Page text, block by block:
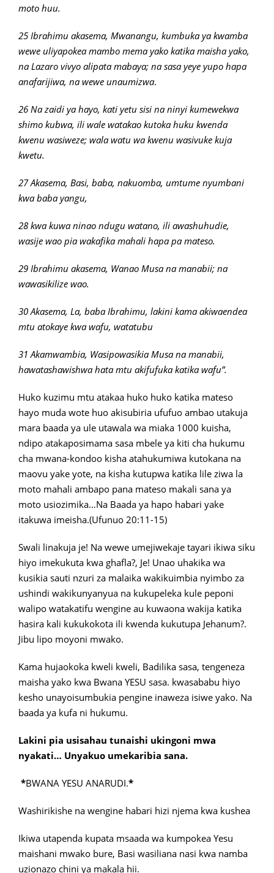
moto huu.
25 Ibrahimu akasema, Mwanangu, kumbuka ya kwamba
wewe uliyapokea mambo mema yako katika maisha yako,
na Lazaro vivyo alipata mabaya; na sasa yeye yupo hapa
anafarijiwa, na wewe unaumizwa.
26 Na zaidi ya hayo, kati yetu sisi na ninyi kumewekwa
shimo kubwa, ili wale watakao kutoka huku kwenda
kwenu wasiweze; wala watu wa kwenu wasivuke kuja
kwetu.
27 Akasema, Basi, baba, nakuomba, umtume nyumbani
kwa baba yangu,
28 kwa kuwa ninao ndugu watano, ili awashuhudie,
wasije wao pia wakafika mahali hapa pa mateso.
29 Ibrahimu akasema, Wanao Musa na manabii; na
wawasikilize wao.
30 Akasema, La, baba Ibrahimu, lakini kama akiwaendea
mtu atokaye kwa wafu, watatubu
31 Akamwambia, Wasipowasikia Musa na manabii,
hawatashawishwa hata mtu akifufuka katika wafu”.
Huko kuzimu mtu atakaa huko huko katika mateso
hayo muda wote huo akisubiria ufufuo ambao utakuja
mara baada ya ule utawala wa miaka 1000 kuisha,
ndipo atakaposimama sasa mbele ya kiti cha hukumu
cha mwana-kondoo kisha atahukumiwa kutokana na
maovu yake yote, na kisha kutupwa katika lile ziwa la
moto mahali ambapo pana mateso makali sana ya
moto usiozimika…Na Baada ya hapo habari yake
itakuwa imeisha.(Ufunuo 20:11-15)
Swali linakuja je! Na wewe umejiwekaje tayari ikiwa siku
hiyo imekukuta kwa ghafla?, Je! Unao uhakika wa
kusikia sauti nzuri za malaika wakikuimbia nyimbo za
ushindi wakikunyanyua na kukupeleka kule peponi
walipo watakatifu wengine au kuwaona wakija katika
hasira kali kukukokota ili kwenda kukutupa Jehanum?.
Jibu lipo moyoni mwako.
Kama hujaokoka kweli kweli, Badilika sasa, tengeneza
maisha yako kwa Bwana YESU sasa. kwasababu hiyo
kesho unayoisumbukia pengine inaweza isiwe yako. Na
baada ya kufa ni hukumu.
Lakini pia usisahau tunaishi ukingoni mwa
nyakati… Unyakuo umekaribia sana.
*BWANA YESU ANARUDI.*
Washirikishe na wengine habari hizi njema kwa kushea
Ikiwa utapenda kupata msaada wa kumpokea Yesu
maishani mwako bure, Basi wasiliana nasi kwa namba
uzionazo chini ya makala hii.